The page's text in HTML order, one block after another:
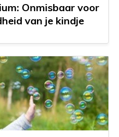
Onmisbaar voor
van je kindje